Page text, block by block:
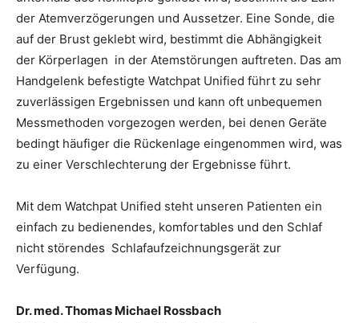
der Atemverzögerungen und Aussetzer. Eine Sonde, die
auf der Brust geklebt wird, bestimmt die Abhängigkeit
der Körperlagen in der Atemstörungen auftreten. Das am
Handgelenk befestigte Watchpat Unified führt zu sehr
zuverlässigen Ergebnissen und kann oft unbequemen
Messmethoden vorgezogen werden, bei denen Geräte
bedingt häufiger die Rückenlage eingenommen wird, was
zu einer Verschlechterung der Ergebnisse führt.
Mit dem Watchpat Unified steht unseren Patienten ein
einfach zu bedienendes, komfortables und den Schlaf
nicht störendes Schlafaufzeichnungsgerät zur
Verfügung.
Dr. med. Thomas Michael Rossbach